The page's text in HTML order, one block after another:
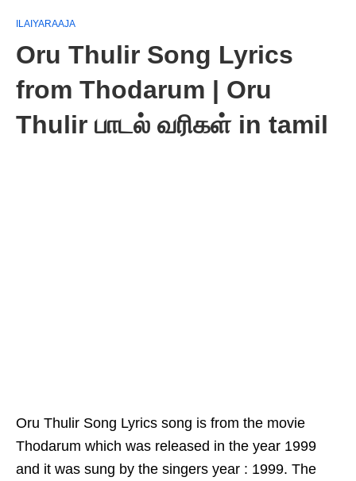
ILAIYARAAJA
Oru Thulir Song Lyrics
from Thodarum | Oru
Thulir பாடல் வரிகள் in tamil
Oru Thulir Song Lyrics song is from the movie
Thodarum which was released in the year 1999
and it was sung by the singers year : 1999. The